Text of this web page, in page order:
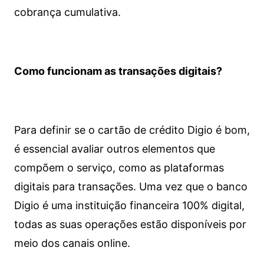
cobrança cumulativa.
Como funcionam as transações digitais?
Para definir se o cartão de crédito Digio é bom,
é essencial avaliar outros elementos que
compõem o serviço, como as plataformas
digitais para transações. Uma vez que o banco
Digio é uma instituição financeira 100% digital,
todas as suas operações estão disponíveis por
meio dos canais online.